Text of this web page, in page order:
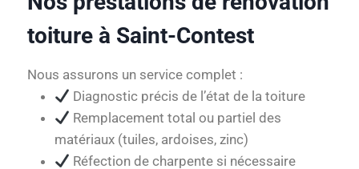
toiture à Saint-Contest
Nous assurons un service complet :
Diagnostic précis de l’état de la toiture
Remplacement total ou partiel des
matériaux (tuiles, ardoises, zinc)
Réfection de charpente si nécessaire